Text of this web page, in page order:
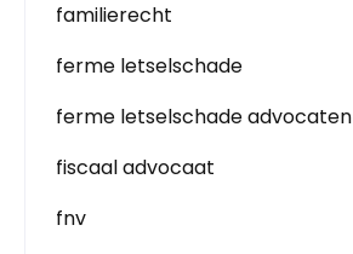
familierecht
ferme letselschade
ferme letselschade advocaten
fiscaal advocaat
fnv